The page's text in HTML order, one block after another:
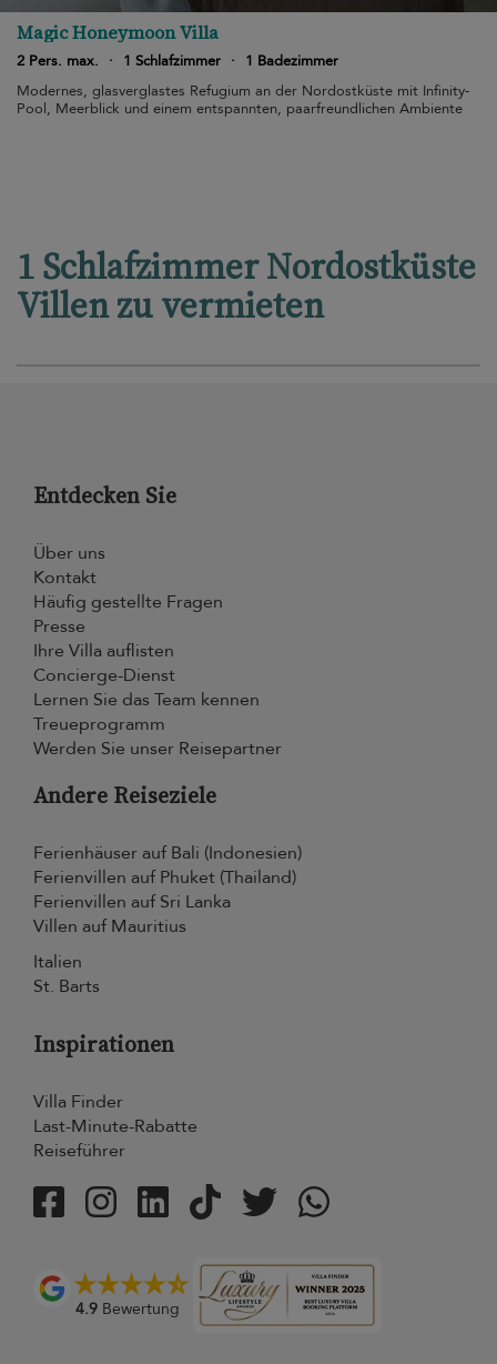
Magic Honeymoon Villa
2 Pers. max. · 1 Schlafzimmer ·
1 Badezimmer
Modernes, glasverglastes Refugium an der Nordostküste mit Infinity-
Pool, Meerblick und einem entspannten, paarfreundlichen Ambiente
1 Schlafzimmer Nordostküste
Villen zu vermieten
Entdecken Sie
Über uns
Kontakt
Häufig gestellte Fragen
Presse
Ihre Villa auflisten
Concierge-Dienst
Lernen Sie das Team kennen
Treueprogramm
Werden Sie unser Reisepartner
Andere Reiseziele
Ferienhäuser auf Bali (Indonesien)
Ferienvillen auf Phuket (Thailand)
Ferienvillen auf Sri Lanka
Villen auf Mauritius
Italien
St. Barts
Inspirationen
Villa Finder
Last-Minute-Rabatte
Reiseführer
4.9 Bewertung